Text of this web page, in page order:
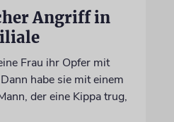
Angriff in
Frau ihr Opfer mit
habe sie mit einem
der eine Kippa trug,